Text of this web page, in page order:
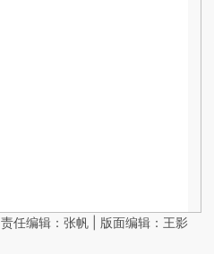
责任编辑：张帆 | 版面编辑：王影